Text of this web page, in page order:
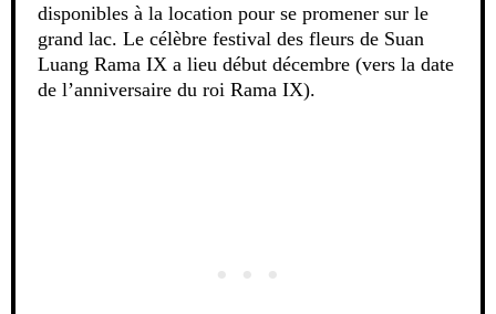
disponibles à la location pour se promener sur le
grand lac. Le célèbre festival des fleurs de Suan
Luang Rama IX a lieu début décembre (vers la date
de l’anniversaire du roi Rama IX).